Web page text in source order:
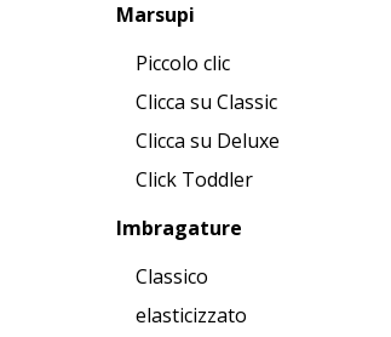
Marsupi
Piccolo clic
Clicca su Classic
Clicca su Deluxe
Click Toddler
Imbragature
Classico
elasticizzato